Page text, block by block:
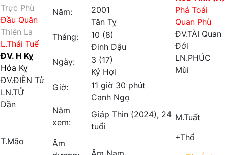
Trực Phù
Đầu Quân
Thiên La
L.Thái Tuế
ĐV. H Kỵ
Hóa Kỵ
ĐV.ĐIỀN Tử
LN.TỬ
Dần
Năm:
2001
Tân Tỵ
Tháng:
10 (8)
Đinh Dậu
Ngày:
3 (17)
Kỷ Hợi
Giờ:
11 giờ 30 phút
Canh Ngọ
Năm
xem:
Giáp Thìn (2024), 24
tuổi
Âm
Phá Toái
Quan Phù
ĐV.TÀI Quan
Đới
LN.PHÚC
Mùi
T.Mão
M.Tuất
+Thổ